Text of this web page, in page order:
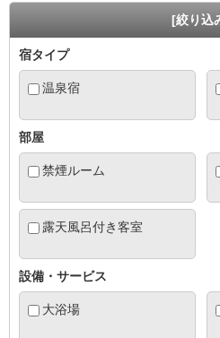
[絞り込
宿タイプ
温泉宿
部屋
禁煙ルーム
露天風呂付き客室
設備・サービス
大浴場